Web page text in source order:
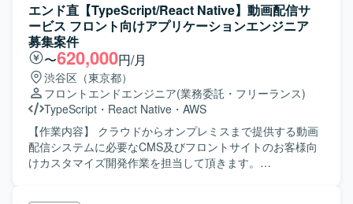
エンド直【TypeScript/React Native】動画配信サ
ービス フロント向けアプリケーションエンジニア
募集案件
〜620,000円/月
渋谷区（東京都）
フロントエンドエンジニア(業務委託・フリーランス)
TypeScript ・ React Native ・ AWS
【作業内容】 クラウドからオンプレミスまで提供する動画
配信システムに必要なCMS及びフロントサイトのお客様向
けカスタマイズ開発作業を担当して頂きます。